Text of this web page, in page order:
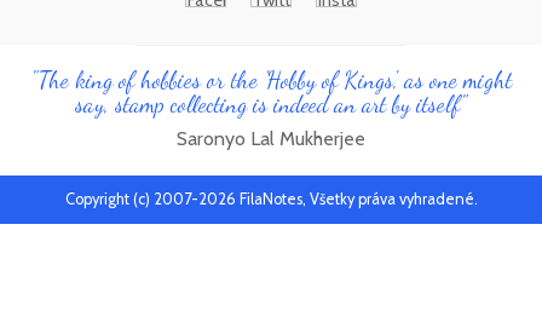
"The king of hobbies or the 'Hobby of Kings', as one might
say, stamp collecting is indeed an art by itself"
Saronyo Lal Mukherjee
Copyright (c) 2007-2026 FilaNotes, Všetky práva vyhradené.